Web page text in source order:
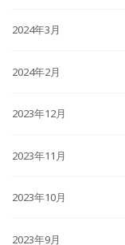
2024年3月
2024年2月
2023年12月
2023年11月
2023年10月
2023年9月